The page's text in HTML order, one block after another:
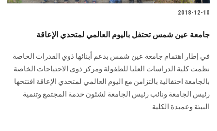
2018-12-10
جامعة عين شمس تحتفل باليوم العالمي لمتحدي الإعاقة
في إطار اهتمام جامعة عين شمس بدعم أبنائها ذوي القدرات الخاصة
نظمت كلية الدراسات العليا للطفولة ومركز ذوي الاحتياجات الخاصة
بالجامعة احتفالية بالتزامن مع اليوم العالمي لمتحدي الإعاقة افتتحها
رئيس الجامعة ونائب رئيس الجامعة لشئون خدمة المجتمع وتنمية
البيئة وعميدة الكلية